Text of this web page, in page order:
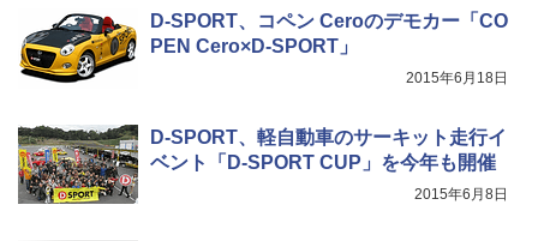
D-SPORT、コペン Ceroのデモカー「CO
PEN Cero×D-SPORT」
2015年6月18日
D-SPORT、軽自動車のサーキット走行イ
ベント「D-SPORT CUP」を今年も開催
2015年6月8日